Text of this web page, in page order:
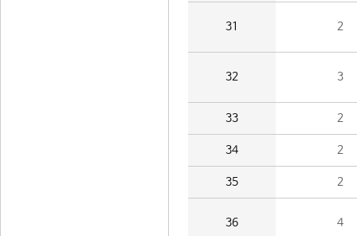
31 2
32 3
33 2
34 2
35 2
36 4